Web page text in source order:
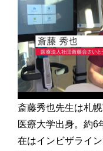
斎藤秀也先生は札
医療大学出身。約6
在はインビザライ